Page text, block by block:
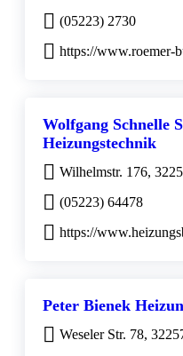
(05223) 2730
https://www.roemer-
Wolfgang Schnelle
Heizungstechnik
Wilhelmstr. 176,
(05223) 64478
https://
Peter Bienek
Weseler Str. 78,